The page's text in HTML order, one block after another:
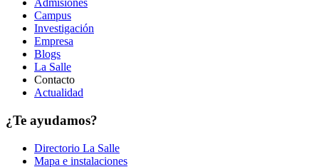
Admisiones
Campus
Investigación
Empresa
Blogs
La Salle
Contacto
Actualidad
¿Te ayudamos?
Directorio La Salle
Mapa e instalaciones